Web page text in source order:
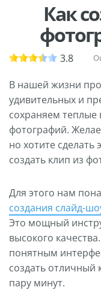
Как
3.8
В нашей жизни
удивительных и
сохраняем
фотографий.
но хотите
создать клип из
Для этого нам
создания слайд-
Это мощный
высокого
понятным
создать отличный
пару минут.